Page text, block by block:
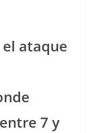
ataque
7 y